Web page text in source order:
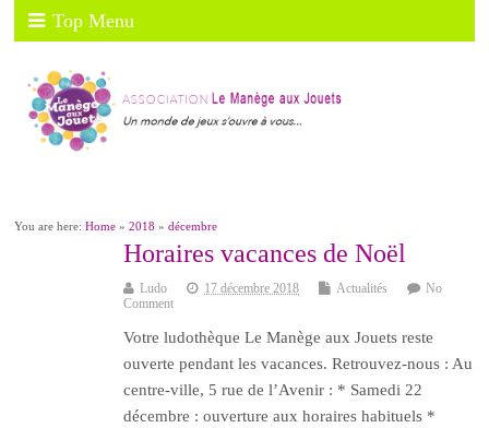
Top Menu
You are here:Home »2018 »décembre
Horaires vacances de Noël
Ludo 17 décembre 2018 Actualités
No
Comment
Votre ludothèque Le Manège aux Jouets reste
ouverte pendant les vacances. Retrouvez-nous : Au
centre-ville, 5 rue de l’Avenir : * Samedi 22
décembre : ouverture aux horaires habituels *